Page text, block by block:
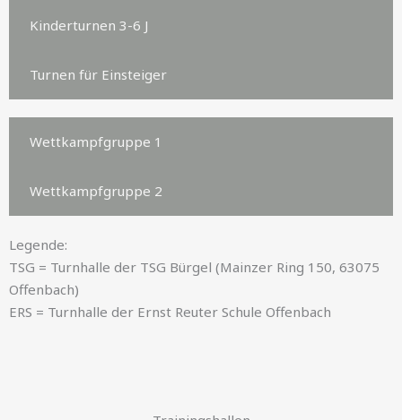
Kinderturnen 3-6 J
Turnen für Einsteiger
Wettkampfgruppe 1
Wettkampfgruppe 2
Legende:
TSG = Turnhalle der TSG Bürgel (Mainzer Ring 150, 63075
Offenbach)
ERS = Turnhalle der Ernst Reuter Schule Offenbach